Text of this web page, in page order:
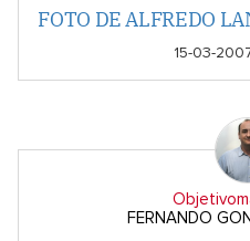
FOTO DE ALFREDO
15-03-
FERNANDO